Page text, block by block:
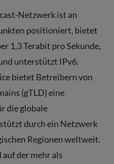
Netzwerk ist an
positioniert, bietet
1,3 Terabit pro Sekunde,
unterstützt IPv6.
bietet Betreibern von
(gTLD) eine
die globale
durch ein Netzwerk
Regionen weltweit.
der mehr als